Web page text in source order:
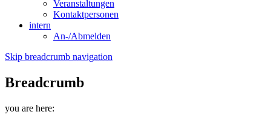
Veranstaltungen
Kontaktpersonen
intern
An-/Abmelden
Skip breadcrumb navigation
Breadcrumb
you are here: